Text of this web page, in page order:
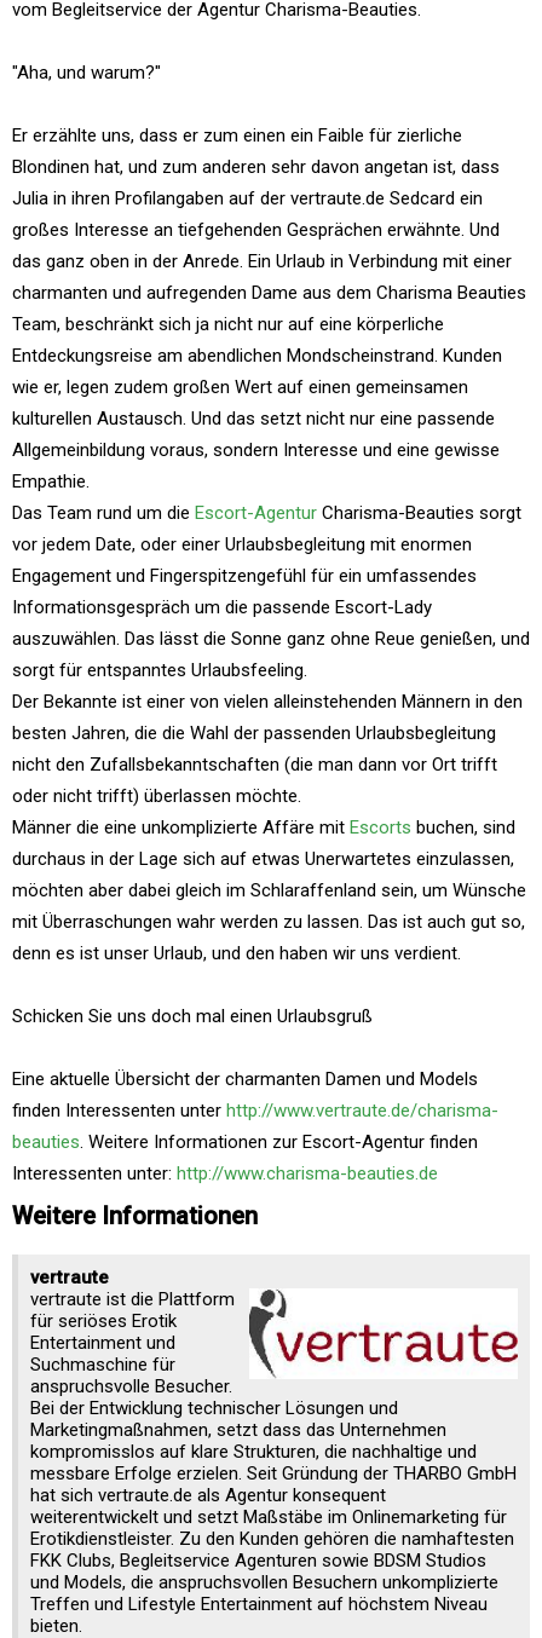
vom Begleitservice der Agentur Charisma-Beauties.
"Aha, und warum?"
Er erzählte uns, dass er zum einen ein Faible für zierliche
Blondinen hat, und zum anderen sehr davon angetan ist, dass
Julia in ihren Profilangaben auf der vertraute.de Sedcard ein
großes Interesse an tiefgehenden Gesprächen erwähnte. Und
das ganz oben in der Anrede. Ein Urlaub in Verbindung mit einer
charmanten und aufregenden Dame aus dem Charisma Beauties
Team, beschränkt sich ja nicht nur auf eine körperliche
Entdeckungsreise am abendlichen Mondscheinstrand. Kunden
wie er, legen zudem großen Wert auf einen gemeinsamen
kulturellen Austausch. Und das setzt nicht nur eine passende
Allgemeinbildung voraus, sondern Interesse und eine gewisse
Empathie.
Das Team rund um die Escort-Agentur Charisma-Beauties sorgt
vor jedem Date, oder einer Urlaubsbegleitung mit enormen
Engagement und Fingerspitzengefühl für ein umfassendes
Informationsgespräch um die passende Escort-Lady
auszuwählen. Das lässt die Sonne ganz ohne Reue genießen, und
sorgt für entspanntes Urlaubsfeeling.
Der Bekannte ist einer von vielen alleinstehenden Männern in den
besten Jahren, die die Wahl der passenden Urlaubsbegleitung
nicht den Zufallsbekanntschaften (die man dann vor Ort trifft
oder nicht trifft) überlassen möchte.
Männer die eine unkomplizierte Affäre mit Escorts buchen, sind
durchaus in der Lage sich auf etwas Unerwartetes einzulassen,
möchten aber dabei gleich im Schlaraffenland sein, um Wünsche
mit Überraschungen wahr werden zu lassen. Das ist auch gut so,
denn es ist unser Urlaub, und den haben wir uns verdient.
Schicken Sie uns doch mal einen Urlaubsgruß
Eine aktuelle Übersicht der charmanten Damen und Models
finden Interessenten unter http://www.vertraute.de/charisma-
beauties. Weitere Informationen zur Escort-Agentur finden
Interessenten unter: http://www.charisma-beauties.de
Weitere Informationen
vertraute
vertraute ist die Plattform
für seriöses Erotik
Entertainment und
Suchmaschine für
anspruchsvolle Besucher.
Bei der Entwicklung technischer Lösungen und
Marketingmaßnahmen, setzt dass das Unternehmen
kompromisslos auf klare Strukturen, die nachhaltige und
messbare Erfolge erzielen. Seit Gründung der THARBO GmbH
hat sich vertraute.de als Agentur konsequent
weiterentwickelt und setzt Maßstäbe im Onlinemarketing für
Erotikdienstleister. Zu den Kunden gehören die namhaftesten
FKK Clubs, Begleitservice Agenturen sowie BDSM Studios
und Models, die anspruchsvollen Besuchern unkomplizierte
Treffen und Lifestyle Entertainment auf höchstem Niveau
bieten.